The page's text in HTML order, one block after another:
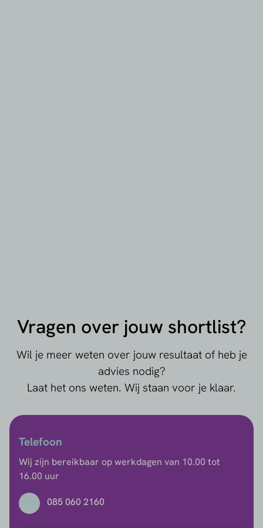
Vragen over jouw shortlist?
Wil je meer weten over jouw resultaat of heb je
advies nodig?
Laat het ons weten. Wij staan voor je klaar.
Telefoon
Wij zijn bereikbaar op werkdagen van 10.00 tot
16.00 uur
085 060 2160